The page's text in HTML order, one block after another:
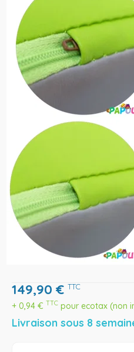
149,90 € TTC
+ 0,94 € TTC pour ecotax (non
Livraison sous 8